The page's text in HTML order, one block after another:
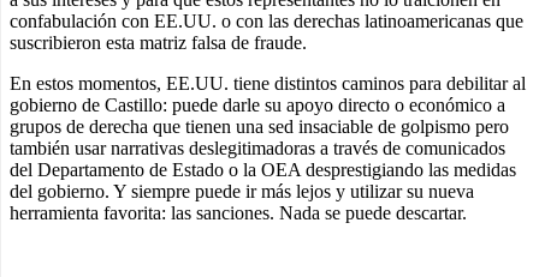
confabulación con EE.UU. o con las derechas latinoamericanas que
suscribieron esta matriz falsa de fraude.
En estos momentos, EE.UU. tiene distintos caminos para debilitar al
gobierno de Castillo: puede darle su apoyo directo o económico a
grupos de derecha que tienen una sed insaciable de golpismo pero
también usar narrativas deslegitimadoras a través de comunicados
del Departamento de Estado o la OEA desprestigiando las medidas
del gobierno. Y siempre puede ir más lejos y utilizar su nueva
herramienta favorita: las sanciones. Nada se puede descartar.